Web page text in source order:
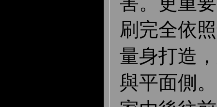
刷完全依
量身打造
與平面側